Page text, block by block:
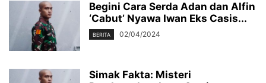
Begini Cara Serda Adan dan Alfin
‘Cabut’ Nyawa Iwan Eks Casis...
BERITA 02/04/2024
Simak Fakta: Misteri